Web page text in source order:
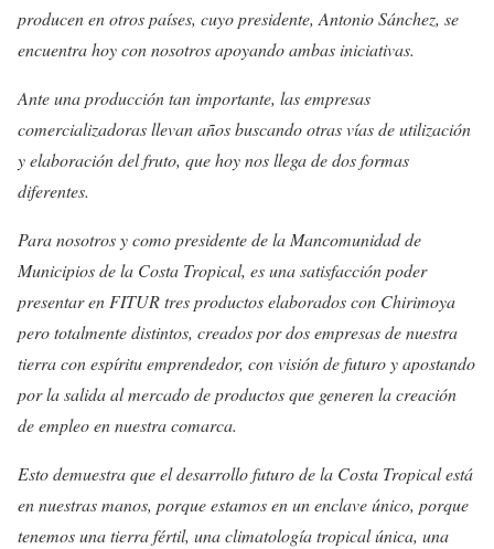
producen en otros países, cuyo presidente, Antonio Sánchez, se
encuentra hoy con nosotros apoyando ambas iniciativas.
Ante una producción tan importante, las empresas
comercializadoras llevan años buscando otras vías de utilización
y elaboración del fruto, que hoy nos llega de dos formas
diferentes.
Para nosotros y como presidente de la Mancomunidad de
Municipios de la Costa Tropical, es una satisfacción poder
presentar en FITUR tres productos elaborados con Chirimoya
pero totalmente distintos, creados por dos empresas de nuestra
tierra con espíritu emprendedor, con visión de futuro y apostando
por la salida al mercado de productos que generen la creación
de empleo en nuestra comarca.
Esto demuestra que el desarrollo futuro de la Costa Tropical está
en nuestras manos, porque estamos en un enclave único, porque
tenemos una tierra fértil, una climatología tropical única, una